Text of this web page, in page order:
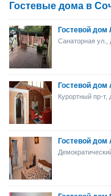
Гостевые дома в
Гостевой дом
Санаторная ул.,
Гостевой дом
Курортный пр-т,
Гостевой дом